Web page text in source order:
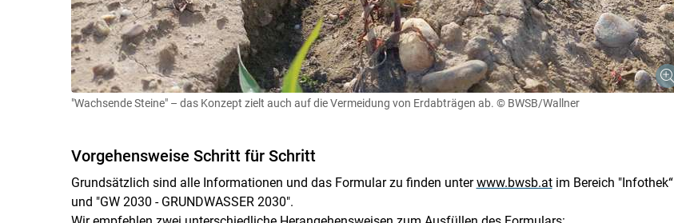
"Wachsende Steine" – das Konzept zielt auch auf die Vermeidung von Erdabträgen ab. © BWSB/Wallner
Vorgehensweise Schritt für Schritt
Grundsätzlich sind alle Informationen und das Formular zu finden unterwww.bwsb.atim Bereich "Infothek“
und "GW 2030 - GRUNDWASSER 2030".